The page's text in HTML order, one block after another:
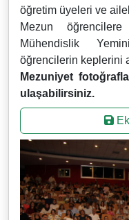
öğretim üyeleri ve
Mezun
Mühendislik
öğrencilerin keplerini
Mezuniyet
ulaşabilirsiniz.
Ek